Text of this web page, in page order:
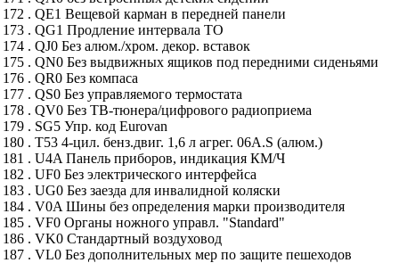
172 . QE1 Вещевой карман в передней панели
173 . QG1 Продление интервала ТО
174 . QJ0 Без алюм./хром. декор. вставок
175 . QN0 Без выдвижных ящиков под передними сиденьями
176 . QR0 Без компаса
177 . QS0 Без управляемого термостата
178 . QV0 Без ТВ-тюнера/цифрового радиоприема
179 . SG5 Упр. код Eurovan
180 . T53 4-цил. бенз.двиг. 1,6 л агрег. 06A.S (алюм.)
181 . U4A Панель приборов, индикация КМ/Ч
182 . UF0 Без электрического интерфейса
183 . UG0 Без заезда для инвалидной коляски
184 . V0A Шины без определения марки производителя
185 . VF0 Органы ножного управл. "Standard"
186 . VK0 Стандартный воздуховод
187 . VL0 Без дополнительных мер по защите пешеходов